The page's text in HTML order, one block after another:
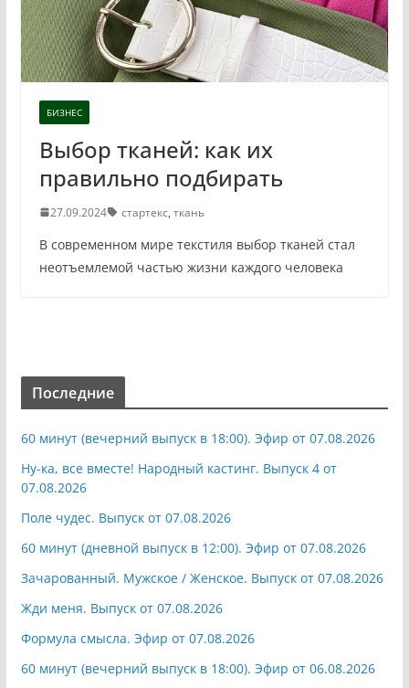
БИЗНЕС
Выбор тканей: как их
правильно подбирать
27.09.2024 cтартекс, ткань
В современном мире текстиля выбор тканей стал
неотъемлемой частью жизни каждого человека
Последние
60 минут (вечерний выпуск в 18:00). Эфир от 07.08.2026
Ну-ка, все вместе! Народный кастинг. Выпуск 4 от
07.08.2026
Поле чудес. Выпуск от 07.08.2026
60 минут (дневной выпуск в 12:00). Эфир от 07.08.2026
Зачарованный. Мужское / Женское. Выпуск от 07.08.2026
Жди меня. Выпуск от 07.08.2026
Формула смысла. Эфир от 07.08.2026
60 минут (вечерний выпуск в 18:00). Эфир от 06.08.2026